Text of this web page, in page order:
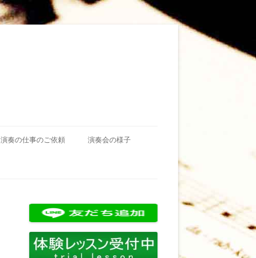
演奏の仕事のご依頼 演奏会の様子